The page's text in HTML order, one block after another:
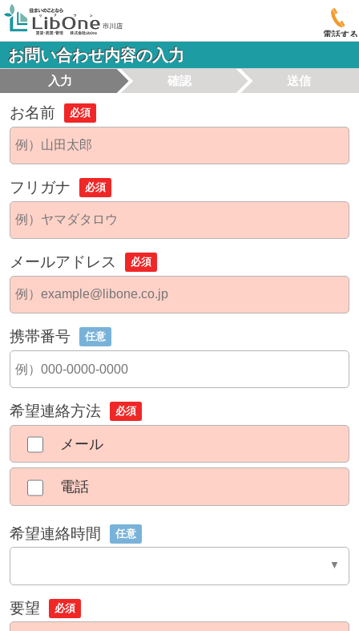
電話する
お問い合わせ内容の入力
入力 確認 送信
お名前 必須
フリガナ 必須
メールアドレス 必須
携帯番号 任意
希望連絡方法 必須
メール
電話
希望連絡時間 任意
要望 必須